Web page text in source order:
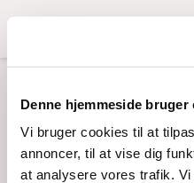
Denne hjemmeside bruger
Vi bruger cookies til at
annoncer, til at vise dig
at analysere vores trafik.